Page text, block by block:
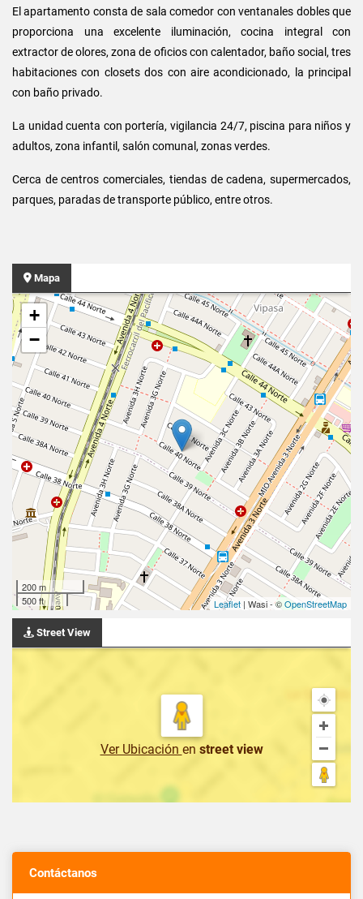
El apartamento consta de sala comedor con ventanales dobles que
proporciona una excelente iluminación, cocina integral con
extractor de olores, zona de oficios con calentador, baño social, tres
habitaciones con closets dos con aire acondicionado, la principal
con baño privado.
La unidad cuenta con portería, vigilancia 24/7, piscina para niños y
adultos, zona infantil, salón comunal, zonas verdes.
Cerca de centros comerciales, tiendas de cadena, supermercados,
parques, paradas de transporte público, entre otros.
Mapa
+
−
200 m
500 ft
Leaflet | Wasi - ©OpenStreetMap
Street View
Ver Ubicación en street view
Contáctanos